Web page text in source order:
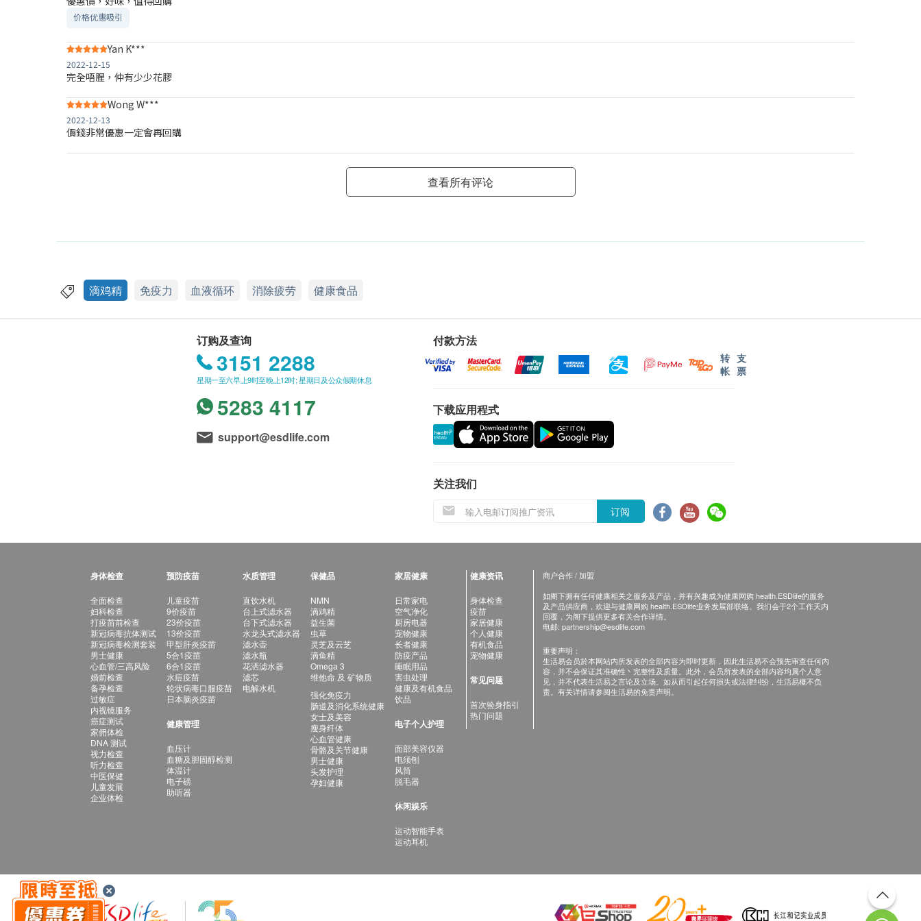
价格优惠吸引
Yan K***
2022-12-15
完全唔腥，仲有少少花膠
Wong W***
2022-12-13
價錢非常優惠一定會再回購
查看所有评论
滴鸡精 免疫力 血液循环 消除疲劳 健康食品
订购及查询
3151 2288
星期一至六早上9时至晚上12时; 星期日及公众假期休息
5283 4117
support@esdlife.com
付款方法
转
帐
支
票
下载应用程式
关注我们
订阅
身体检查
全面检查
妇科检查
打疫苗前检查
新冠病毒抗体测试
新冠病毒检测套装
男士健康
心血管/三高风险
婚前检查
备孕检查
过敏症
内视镜服务
癌症测试
家佣体检
DNA 测试
视力检查
听力检查
中医保健
儿童发展
企业体检
预防疫苗
儿童疫苗
9价疫苗
23价疫苗
13价疫苗
甲型肝炎疫苗
5合1疫苗
6合1疫苗
水痘疫苗
轮状病毒口服疫苗
日本脑炎疫苗
健康管理
血压计
血糖及胆固醇检测
体温计
电子磅
助听器
水质管理
直饮水机
台上式滤水器
台下式滤水器
水龙头式滤水器
滤水壶
滤水瓶
花洒滤水器
滤芯
电解水机
保健品
NMN
滴鸡精
益生菌
虫草
灵芝及云芝
滴鱼精
Omega 3
维他命 及 矿物质
强化免疫力
肠道及消化系统健康
女士及美容
瘦身纤体
心血管健康
骨骼及关节健康
男士健康
头发护理
孕妇健康
家居健康
日常家电
空气净化
厨房电器
宠物健康
长者健康
防疫产品
睡眠用品
害虫处理
健康及有机食品
饮品
电子个人护理
面部美容仪器
电须刨
风筒
脱毛器
休闲娱乐
运动智能手表
运动耳机
健康资讯
身体检查
疫苗
家居健康
个人健康
有机食品
宠物健康
常见问题
首次验身指引
热门问题
商户合作 / 加盟
如阁下拥有任何健康相关之服务及产品，并有兴趣成为健康网购 health.ESDlife的服务
及产品供应商，欢迎与健康网购 health.ESDlife业务发展部联络。我们会于2个工作天内
回覆，为阁下提供更多有关合作详情。
电邮: partnership@esdlife.com
重要声明：
生活易会员於本网站内所发表的全部内容为即时更新，因此生活易不会预先审查任何内
容，并不会保证其准确性丶完整性及质量。此外，会员所发表的全部内容均属个人意
见，并不代表生活易之言论及立场。如从而引起任何损失或法律纠纷，生活易概不负
责。有关详情请参阅生活易的免责声明。